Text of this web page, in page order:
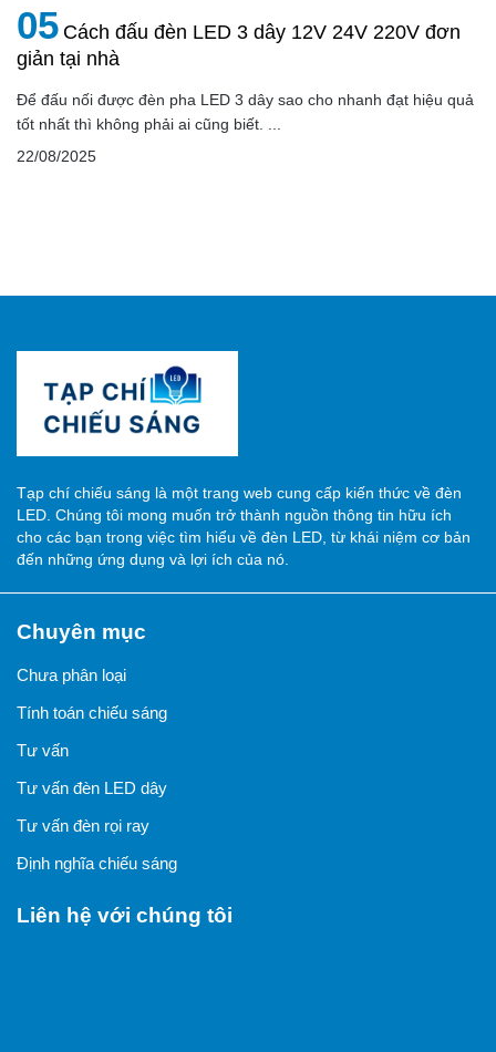
05 Cách đấu đèn LED 3 dây 12V 24V 220V đơn
giản tại nhà
Để đấu nối được đèn pha LED 3 dây sao cho nhanh đạt hiệu quả
tốt nhất thì không phải ai cũng biết. ...
22/08/2025
Tạp chí chiếu sáng là một trang web cung cấp kiến thức về đèn
LED. Chúng tôi mong muốn trở thành nguồn thông tin hữu ích
cho các bạn trong việc tìm hiểu về đèn LED, từ khái niệm cơ bản
đến những ứng dụng và lợi ích của nó.
Chuyên mục
Chưa phân loại
Tính toán chiếu sáng
Tư vấn
Tư vấn đèn LED dây
Tư vấn đèn rọi ray
Định nghĩa chiếu sáng
Liên hệ với chúng tôi